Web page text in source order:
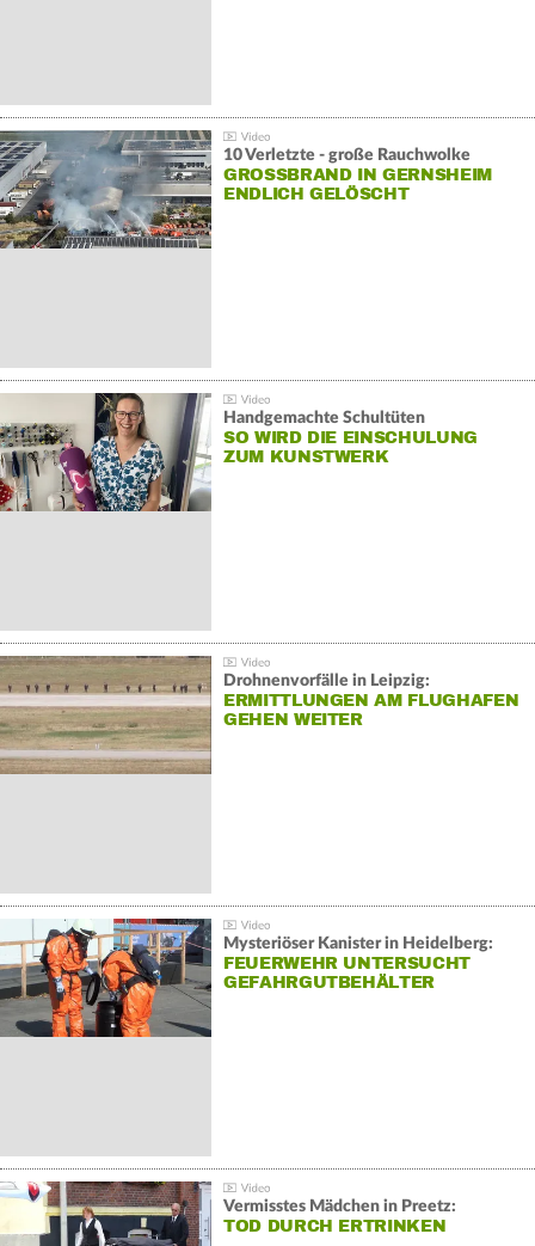
10 Verletzte - große Rauchwolke
GROSSBRAND IN GERNSHEIM E
NDLICH GELÖSCHT
Handgemachte Schultüten
SO WIRD DIE EINSCHULUNG
ZUM KUNSTWERK
Drohnenvorfälle in Leipzig:
ERMITTLUNGEN AM FLUGHAFEN
GEHEN WEITER
Mysteriöser Kanister in Heidelberg:
FEUERWEHR UNTERSUCHT
GEFAHRGUTBEHÄLTER
Vermisstes Mädchen in Preetz:
TOD DURCH ERTRINKEN